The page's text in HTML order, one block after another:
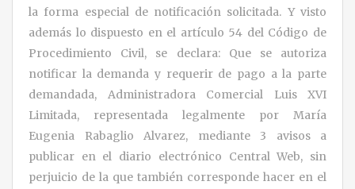
la forma especial de notificación solicitada. Y visto
además lo dispuesto en el artículo 54 del Código de
Procedimiento Civil, se declara: Que se autoriza
notificar la demanda y requerir de pago a la parte
demandada, Administradora Comercial Luis XVI
Limitada, representada legalmente por María
Eugenia Rabaglio Alvarez, mediante 3 avisos a
publicar en el diario electrónico Central Web, sin
perjuicio de la que también corresponde hacer en el